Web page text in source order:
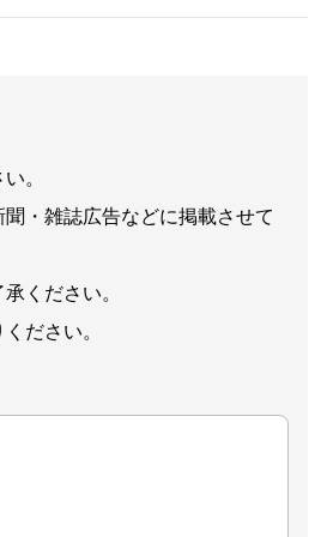
。
・雑誌広告などに掲載させて
ください。
ださい。